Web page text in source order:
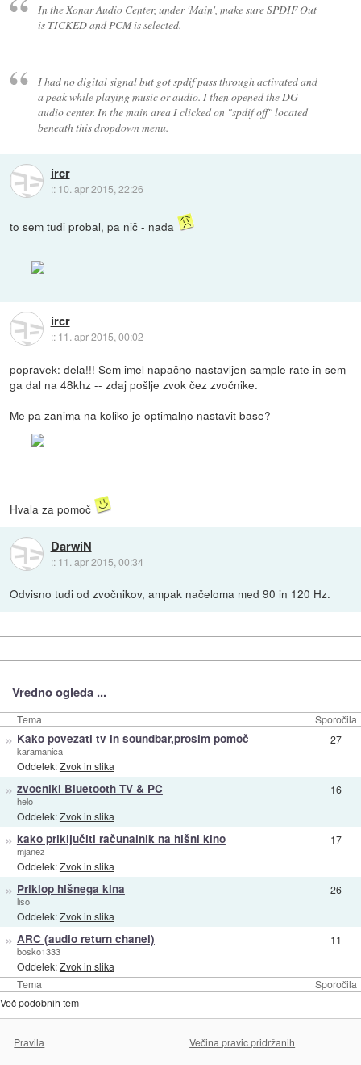
In the Xonar Audio Center, under 'Main', make sure SPDIF Out
is TICKED and PCM is selected.
I had no digital signal but got spdif pass through activated and
a peak while playing music or audio. I then opened the DG
audio center. In the main area I clicked on "spdif off" located
beneath this dropdown menu.
ircr
:: 10. apr 2015, 22:26
to sem tudi probal, pa nič - nada
ircr
:: 11. apr 2015, 00:02
popravek: dela!!! Sem imel napačno nastavljen sample rate in sem
ga dal na 48khz -- zdaj pošlje zvok čez zvočnike.
Me pa zanima na koliko je optimalno nastavit base?
Hvala za pomoč
DarwiN
:: 11. apr 2015, 00:34
Odvisno tudi od zvočnikov, ampak načeloma med 90 in 120 Hz.
Vredno ogleda ...
Tema Sporočila
Tema Sporočila
» Kako povezati tv in soundbar,prosim pomoč
karamanica
Oddelek:Zvok in slika
27
» zvocniki Bluetooth TV & PC
helo
Oddelek:Zvok in slika
16
» kako priključiti računalnik na hišni kino
mjanez
Oddelek:Zvok in slika
17
» Priklop hišnega kina
liso
Oddelek:Zvok in slika
26
» ARC (audio return chanel)
bosko1333
Oddelek:Zvok in slika
11
Več podobnih tem
Pravila
Večina pravic pridržanih